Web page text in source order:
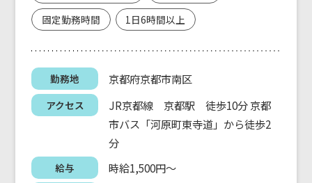
固定勤務時間
1日6時間以上
勤務地 京都府京都市南区
アクセス
JR京都線 京都駅 徒歩10分 京都
市バス「河原町東寺道」から徒歩2
分
給与 時給1,500円～